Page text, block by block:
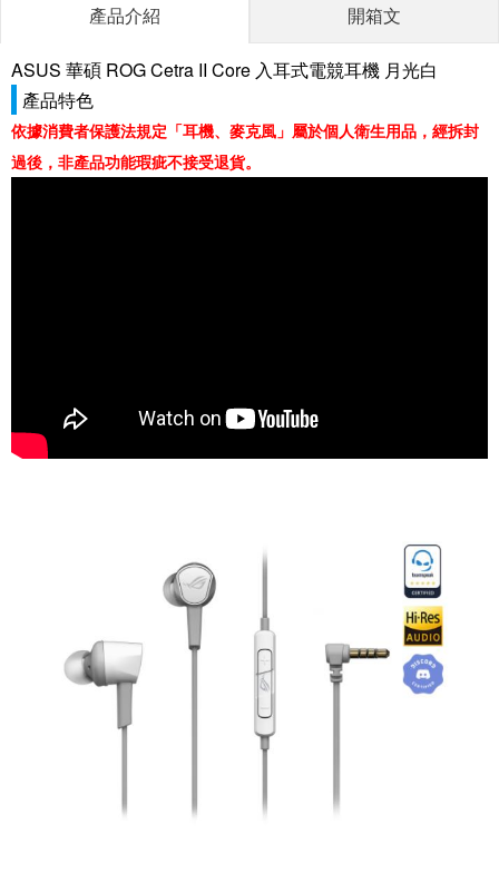
產品介紹 開箱文
ASUS 華碩 ROG Cetra II Core 入耳式電競耳機 月光白
產品特色
依據消費者保護法規定「耳機、麥克風」屬於個人衛生用品，經拆封
過後，非產品功能瑕疵不接受退貨。